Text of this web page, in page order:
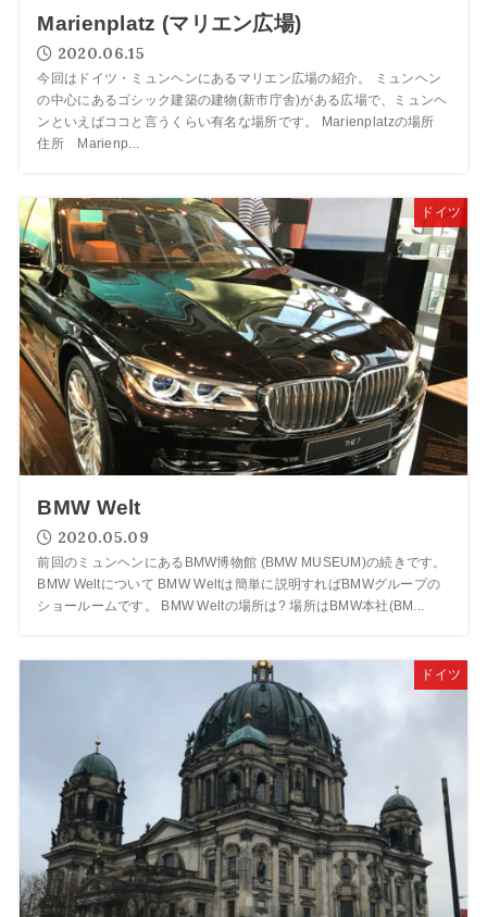
Marienplatz (マリエン広場)
2020.06.15
今回はドイツ・ミュンヘンにあるマリエン広場の紹介。 ミュンヘン
の中心にあるゴシック建築の建物(新市庁舎)がある広場で、ミュンヘ
ンといえばココと言うくらい有名な場所です。 Marienplatzの場所
住所 Marienp...
ドイツ
BMW Welt
2020.05.09
前回のミュンヘンにあるBMW博物館 (BMW MUSEUM)の続きです。
BMW Weltについて BMW Weltは簡単に説明すればBMWグループの
ショールームです。 BMW Weltの場所は? 場所はBMW本社(BM...
ドイツ